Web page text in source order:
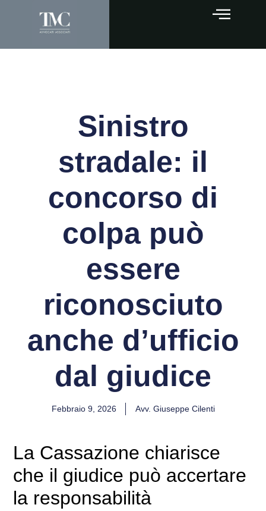
Sinistro
stradale: il
concorso di
colpa può
essere
riconosciuto
anche d’ufficio
dal giudice
Febbraio 9, 2026 Avv. Giuseppe Cilenti
La Cassazione chiarisce
che il giudice può accertare
la responsabilità